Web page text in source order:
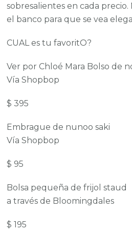
sobresalientes en cada
el banco para que se vea
CUAL es tu favoritO?
Ver por Chloé Mara Bolso de
Vía Shopbop
$ 395
Embrague de nunoo saki
Vía Shopbop
$ 95
Bolsa pequeña de frijol staud
a través de Bloomingdales
$ 195